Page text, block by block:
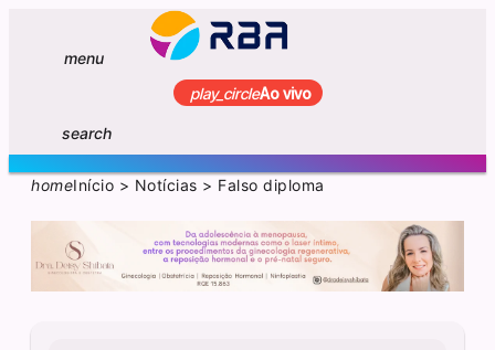
menu
play_circleAo vivo
search
homeInício > Notícias > Falso diploma